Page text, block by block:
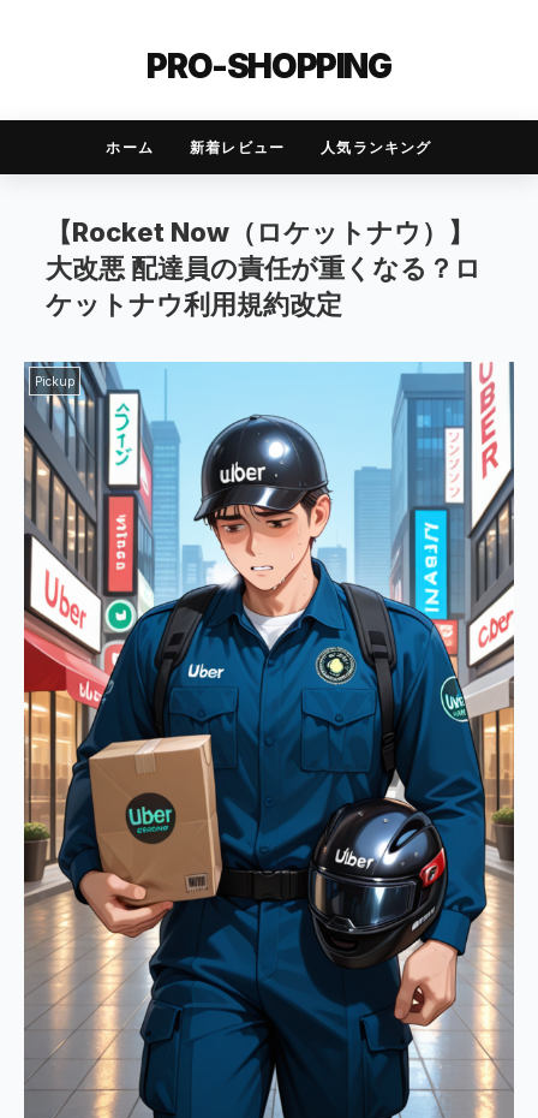
PRO-SHOPPING
ホーム 新着レビュー 人気ランキング
【Rocket Now（ロケットナウ）】
大改悪 配達員の責任が重くなる？ロ
ケットナウ利用規約改定
Pickup